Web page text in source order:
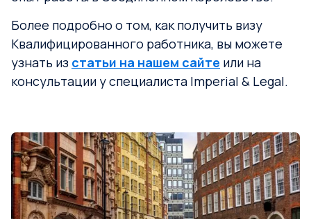
Более подробно о том, как получить визу
Квалифицированного работника, вы можете
узнать из статьи на нашем сайте или на
консультации у специалиста Imperial & Legal.